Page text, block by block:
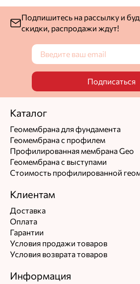
Подпишитесь на рассылку и
скидки, распродажи ждут!
Подписаться
Каталог
Геомембрана для фундамента
Геомембрана с профилем
Профилированная мембрана Geo
Геомембрана с выступами
Стоимость профилированной
Клиентам
Доставка
Оплата
Гарантии
Условия продажи товаров
Условия возврата товаров
Информация